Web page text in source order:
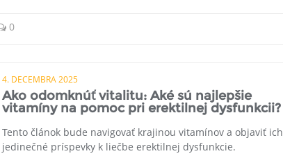
0
4. DECEMBRA 2025
Ako odomknúť vitalitu: Aké sú najlepšie
vitamíny na pomoc pri erektilnej dysfunkcii?
Tento článok bude navigovať krajinou vitamínov a objaviť ich
jedinečné príspevky k liečbe erektilnej dysfunkcie.